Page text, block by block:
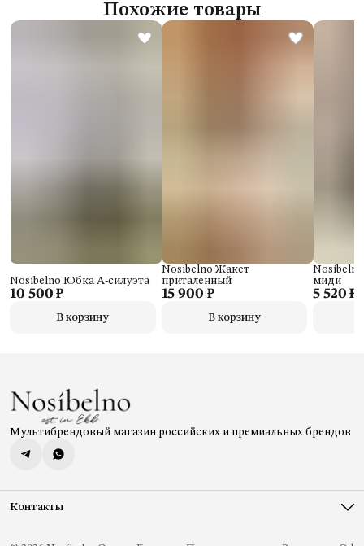
Похожие товары
10 500 ₽
Nosibelno Юбка А-силуэта
В корзину
15 900 ₽
Nosibelno Жакет
приталенный
В корзину
5 520 ₽
миди
Мультибрендовый магазин российских и премиальных брендов
Контакты